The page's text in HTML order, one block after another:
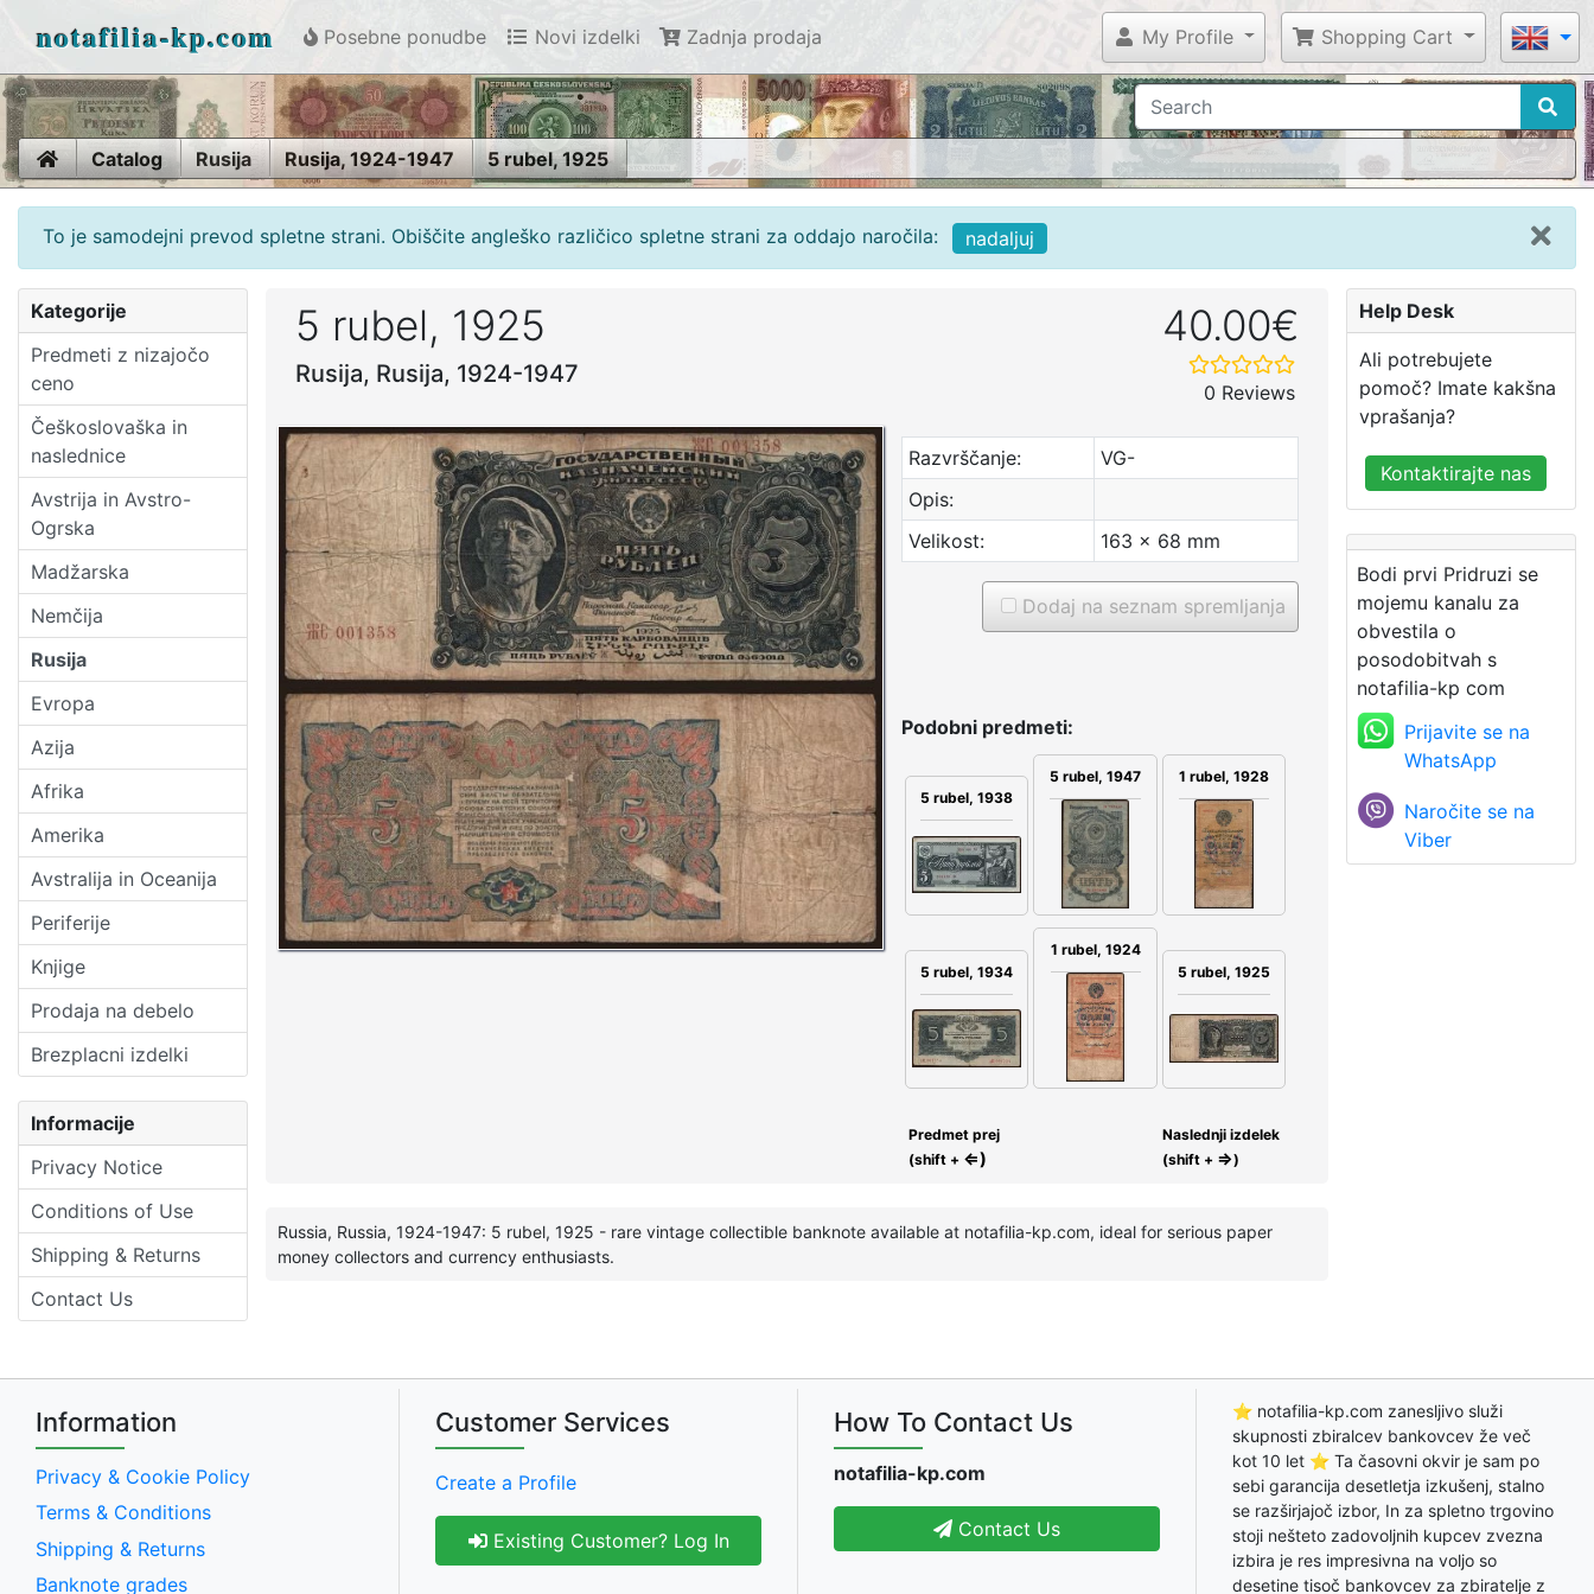
notafilia-kp.com Posebne ponudbe Novi izdelki Zadnja prodaja My Profile Shopping Cart
HomeCatalog Rusija Rusija, 1924-1947 5 rubel, 1925
To je samodejni prevod spletne strani. Obiščite angleško različico spletne strani za oddajo naročila: nadaljuj
Kategorije
Predmeti z nizajočo
ceno
Češkoslovaška in
naslednice
Avstrija in Avstro-
Ogrska
Madžarska
Nemčija
Rusija
Evropa
Azija
Afrika
Amerika
Avstralija in Oceanija
Periferije
Knjige
Prodaja na debelo
Brezplacni izdelki
Informacije
Privacy Notice
Conditions of Use
Shipping & Returns
Contact Us
5 rubel, 1925
Rusija, Rusija, 1924-1947
40.00€
0 Reviews
Razvrščanje:
VG-
Opis:
Velikost:
163 x 68 mm
Dodaj na seznam spremljanja
Podobni predmeti:
5 rubel, 1938
5 rubel, 1947 1 rubel, 1928
5 rubel, 1934
1 rubel, 1924
5 rubel, 1925
Predmet prej
(shift + ⇐)
Naslednji izdelek
(shift + ⇒)
Russia, Russia, 1924-1947: 5 rubel, 1925 - rare vintage collectible banknote available at notafilia-kp.com, ideal for serious paper
money collectors and currency enthusiasts.
Help Desk
Ali potrebujete
pomoč? Imate kakšna
vprašanja?
Kontaktirajte nas
Bodi prvi Pridruzi se
mojemu kanalu za
obvestila o
posodobitvah s
notafilia-kp com
Prijavite se na
WhatsApp
Naročite se na
Viber
Information
Privacy & Cookie Policy
Terms & Conditions
Shipping & Returns
Banknote grades
Customer Services
Create a Profile
Existing Customer? Log In
How To Contact Us
notafilia-kp.com
Contact Us
⭐ notafilia-kp.com zanesljivo služi
skupnosti zbiralcev bankovcev že več
kot 10 let ⭐ Ta časovni okvir je sam po
sebi garancija desetletja izkušenj, stalno
se razširjajoč izbor, In za spletno trgovino
stoji nešteto zadovoljnih kupcev zvezna
izbira je res impresivna na voljo so
desetine tisoč bankovcev za zbiratelje z